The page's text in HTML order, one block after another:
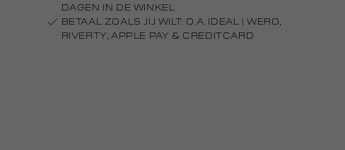
DAGEN IN DE WINKEL
BETAAL ZOALS JIJ WILT: O.A. IDEAL | WERO,
RIVERTY, APPLE PAY & CREDITCARD